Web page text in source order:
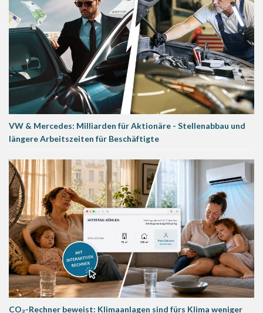
VW & Mercedes: Milliarden für Aktionäre - Stellenabbau und
längere Arbeitszeiten für Beschäftigte
CO₂-Rechner beweist: Klimaanlagen sind fürs Klima weniger